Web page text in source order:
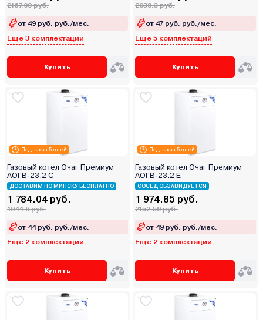
2167.09 руб.
от 49 руб. руб./мес.
Еще 3 комплектации
Купить
2038.3 руб.
от 47 руб. руб./мес.
Еще 5 комплектаций
Купить
Под заказ 5 дней
Газовый котел Очаг Премиум
АОГВ-23.2 С
ДОСТАВИМ ПО МИНСКУ БЕСПЛАТНО
1 784.04 руб.
1944.6 руб.
от 44 руб. руб./мес.
Еще 2 комплектации
Купить
Под заказ 5 дней
Газовый котел Очаг Премиум
АОГВ-23.2 Е
СОСЕД ОБЗАВИДУЕТСЯ
1 974.85 руб.
2152.59 руб.
от 49 руб. руб./мес.
Еще 2 комплектации
Купить